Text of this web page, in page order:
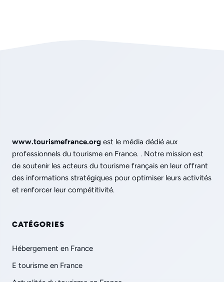
www.tourismefrance.org est le média dédié aux
professionnels du tourisme en France. . Notre mission est
de soutenir les acteurs du tourisme français en leur offrant
des informations stratégiques pour optimiser leurs activités
et renforcer leur compétitivité.
CATÉGORIES
Hébergement en France
E tourisme en France